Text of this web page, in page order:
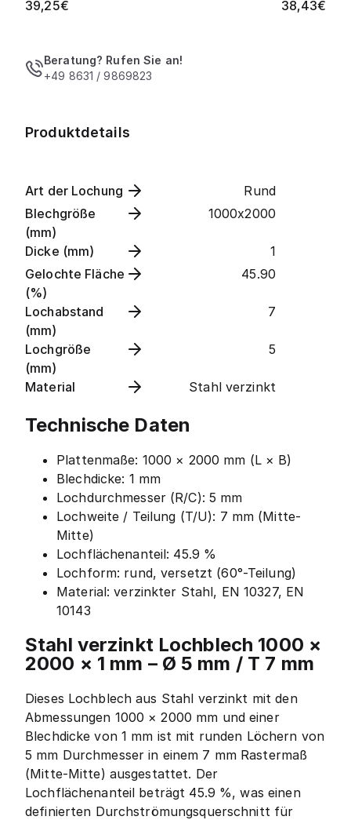
39,25€ 38,43€
Beratung? Rufen Sie an!
+49 8631 / 9869823
Produktdetails
Art der Lochung
Rund
Blechgröße
(mm)
1000x2000
Dicke (mm)
1
Gelochte Fläche
(%)
45.90
Lochabstand
(mm)
7
Lochgröße
(mm)
5
Material Stahl verzinkt
Technische Daten
Plattenmaße: 1000 × 2000 mm (L × B)
Blechdicke: 1 mm
Lochdurchmesser (R/C): 5 mm
Lochweite / Teilung (T/U): 7 mm (Mitte-
Mitte)
Lochflächenanteil: 45.9 %
Lochform: rund, versetzt (60°-Teilung)
Material: verzinkter Stahl, EN 10327, EN
10143
Stahl verzinkt Lochblech 1000 ×
2000 × 1 mm – Ø 5 mm / T 7 mm
Dieses Lochblech aus Stahl verzinkt mit den
Abmessungen 1000 × 2000 mm und einer
Blechdicke von 1 mm ist mit runden Löchern von
5 mm Durchmesser in einem 7 mm Rastermaß
(Mitte-Mitte) ausgestattet. Der
Lochflächenanteil beträgt 45.9 %, was einen
definierten Durchströmungsquerschnitt für